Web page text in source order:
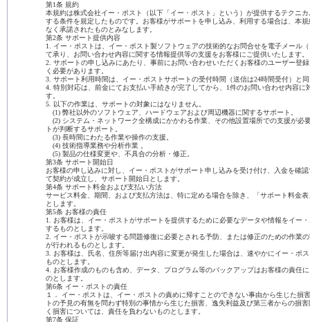
第1条 規約
本規約は株式会社イー・ポスト（以下「イー・ポスト」という）が提供するテクニ
する条件を規定したものです。お客様がサポートを申し込み、利用する場合は、本
なく承諾されたものとみなします。
第2条 サポート提供内容
1. イー・ポストは、イー・ポスト製ソフトウェアの技術的なお問合せを電子メール
て承り、お問い合わせ内容に関する情報提供等の支援をお客様にご提供いたします。
2. サポートの申し込みにあたり、事前にお問い合わせいただくお客様のユーザー登
く必要があります。
3. サポート利用時間は、イー・ポストサポートの受付時間（送信は24時間受付）と
4. 特別対応は、前金にてお支払い手続きが完了してから、1件のお問い合わせ内容に
す。
5. 以下の作業は、サポートの対象にはなりません。
(1) 弊社以外のソフトウェア、ハードウェアおよび周辺機器に関するサポート。
(2) システム・ネットワーク全構成にかかわる作業、その他設置場所での支援が必
トが判断するサポート。
(3) 長時間にわたる作業や操作の支援。
(4) 技術指導業務や分析作業 。
(5) 製品の仕様変更や、不具合の分析・修正。
第3条 サポート開始日
お客様の申し込みに対し、イー・ポストがサポート申し込みを受け付け、入金を確
て契約が成立し、サポート開始日とします。
第4条 サポート料金および支払い方法
サービス料金、期間、および支払方法は、特に定める場合を除き、「サポート料金
とします。
第5条 お客様の責任
1. お客様は、イー・ポストがサポートを提供するために必要なデータや情報をイー
するものとします。
2. イー・ポストが示唆する問題修復に必要とされる予防、または修正のための作業
が行われるものとします。
3. お客様は、氏名、住所等届け出内容に変更が発生した場合は、速やかにイー・ポ
ものとします。
4. お客様作成のものも含め、データ、プログラム等のバックアップはお客様の責任
のとします。
第6条 イー・ポストの責任
１． イー・ポストは、イー・ポストの責めに帰すことのできない事由から生じた損
トの予見の有無を問わず特別の事情から生じた損害、逸失利益及び第三者からの損
く損害については、責任を負わないものとします。
第7条 保証